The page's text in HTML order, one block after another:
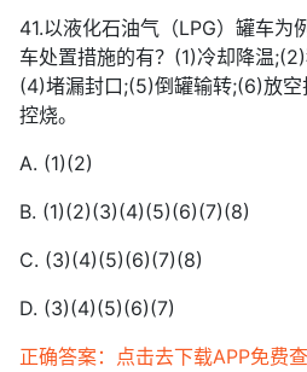
41.以液化石油气（LPG）罐车为
车处置措施的有？(1)冷却降温
(4)堵漏封口;(5)倒罐输转;(6)放
控烧。
A. (1)(2)
B. (1)(2)(3)(4)(5)(6)(7)(8)
C. (3)(4)(5)(6)(7)(8)
D. (3)(4)(5)(6)(7)
正确答案：点击去下载APP免费